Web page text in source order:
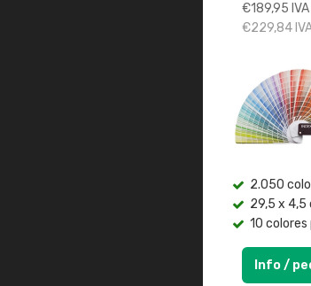
€189,95
€229,84
2.050
29,5 x 4,5
10 colores
Info /